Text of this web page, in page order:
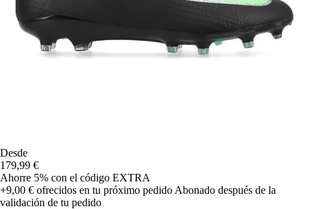
Desde
179,99 €
Ahorre 5% con el código EXTRA
+9,00 € ofrecidos en tu próximo pedido Abonado después de la
validación de tu pedido